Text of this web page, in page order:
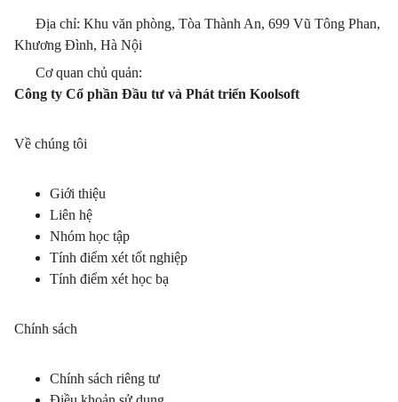
Địa chỉ: Khu văn phòng, Tòa Thành An, 699 Vũ Tông Phan,
Khương Đình, Hà Nội
Cơ quan chủ quản:
Công ty Cổ phần Đầu tư và Phát triển Koolsoft
Về chúng tôi
Giới thiệu
Liên hệ
Nhóm học tập
Tính điểm xét tốt nghiệp
Tính điểm xét học bạ
Chính sách
Chính sách riêng tư